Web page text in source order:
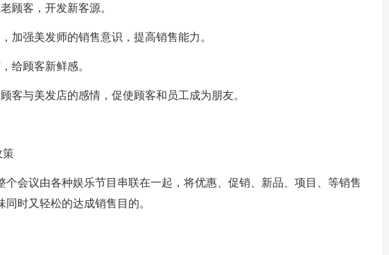
顾客，开发新客源。
加强美发师的销售意识，提高销售能力。
给顾客新鲜感。
客与美发店的感情，促使顾客和员工成为朋友。
策
个会议由各种娱乐节目串联在一起，将优惠、促销、新品、项目、等销售
时又轻松的达成销售目的。